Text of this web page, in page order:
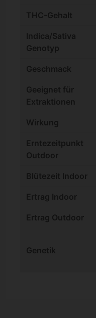
THC-Gehalt
Indica/Sativa
Genotyp
Geschmack
Geeignet für
Extraktionen
Wirkung
Erntezeitpunkt
Outdoor
Blütezeit Indoor
Ertrag Indoor
Ertrag Outdoor
Genetik